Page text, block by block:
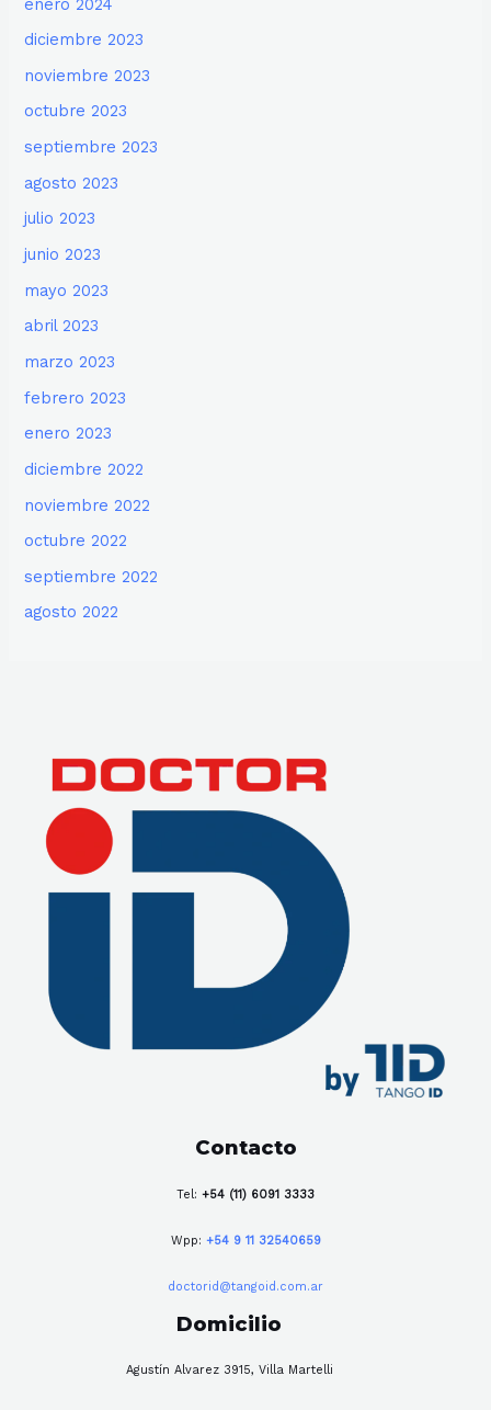
diciembre 2023
noviembre 2023
octubre 2023
septiembre 2023
agosto 2023
julio 2023
junio 2023
mayo 2023
abril 2023
marzo 2023
febrero 2023
enero 2023
diciembre 2022
noviembre 2022
octubre 2022
septiembre 2022
agosto 2022
Contacto
Tel: +54 (11) 6091 3333
Wpp: +54 9 11 32540659
doctorid@tangoid.com.ar
Domicilio
Agustín Alvarez 3915, Villa Martelli